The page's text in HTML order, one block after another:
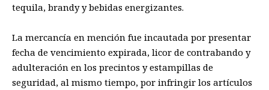
tequila, brandy y bebidas energizantes.
La mercancía en mención fue incautada por presentar
fecha de vencimiento expirada, licor de contrabando y
adulteración en los precintos y estampillas de
seguridad, al mismo tiempo, por infringir los artículos